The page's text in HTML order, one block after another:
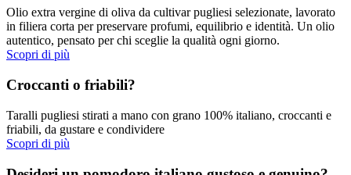
Olio extra vergine di oliva da cultivar pugliesi selezionate, lavorato
in filiera corta per preservare profumi, equilibrio e identità. Un olio
autentico, pensato per chi sceglie la qualità ogni giorno.
Scopri di più
Croccanti o friabili?
Taralli pugliesi stirati a mano con grano 100% italiano, croccanti e
friabili, da gustare e condividere
Scopri di più